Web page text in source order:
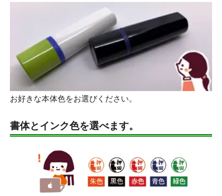
お好きな本体色をお選びください。
書体とインク色を選べます。